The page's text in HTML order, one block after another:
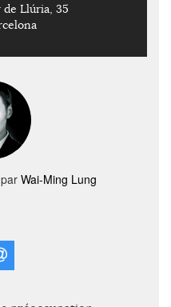
Llúria, 35
par Wai-Ming Lung